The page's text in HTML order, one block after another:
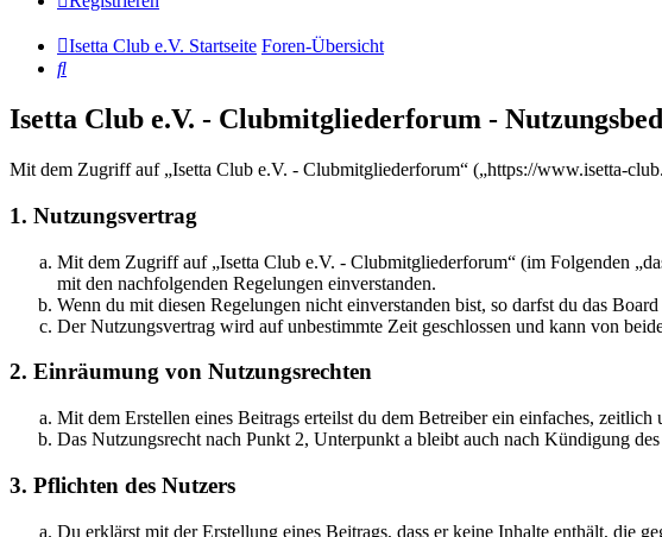
Isetta Club e.V. Startseite Foren-Übersicht
Suche
Isetta Club e.V. - Clubmitgliederforum -
Mit dem Zugriff auf „Isetta Club e.V. - Clubmitgliederforum“ („https://www.isetta-
1. Nutzungsvertrag
Mit dem Zugriff auf „Isetta Club e.V. - Clubmitgliederforum“ (im Folgenden
mit den nachfolgenden Regelungen einverstanden.
Wenn du mit diesen Regelungen nicht einverstanden bist, so darfst du das
Der Nutzungsvertrag wird auf unbestimmte Zeit geschlossen und kann von
2. Einräumung von Nutzungsrechten
Mit dem Erstellen eines Beitrags erteilst du dem Betreiber ein einfaches,
Das Nutzungsrecht nach Punkt 2, Unterpunkt a bleibt auch nach Kündigung
3. Pflichten des Nutzers
Du erklärst mit der Erstellung eines Beitrags, dass er keine Inhalte enthält, die